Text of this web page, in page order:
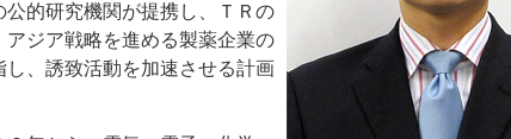
公的研究機関が提携し、ＴＲの
ジア戦略を進める製薬企業の
、誘致活動を加速させる計画